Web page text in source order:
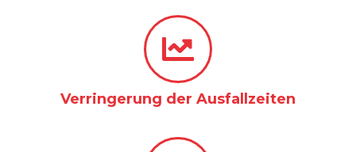
Verringerung der Ausfallzeiten